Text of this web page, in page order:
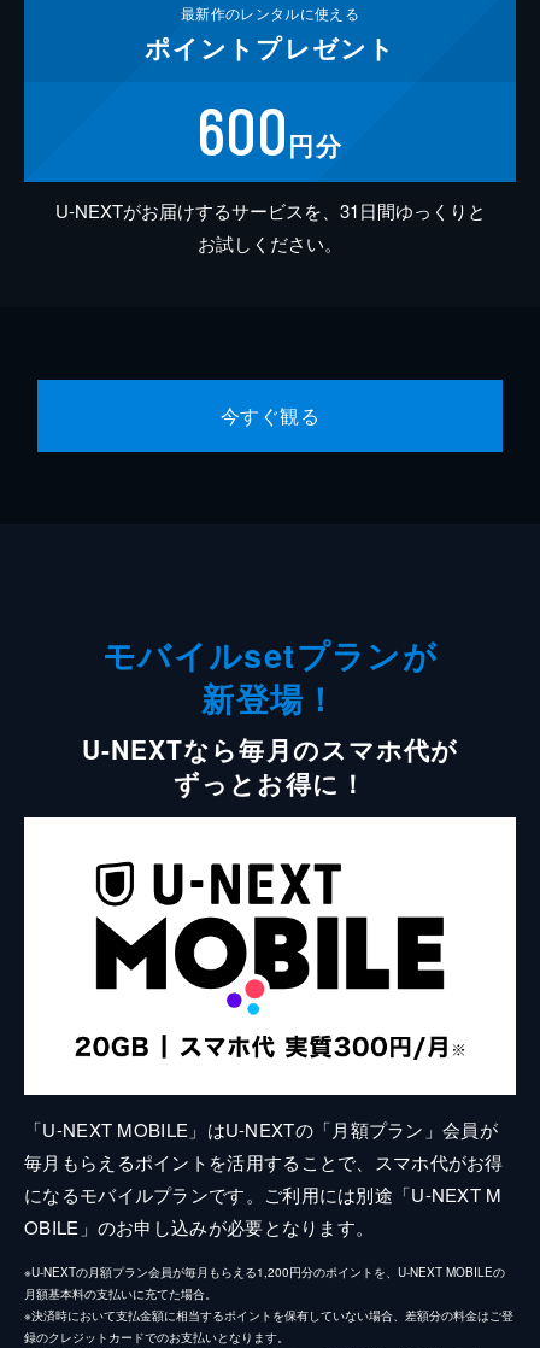
最新作のレンタルに使える
ポイント プレゼント
600円分
U-NEXTがお届けするサービスを、31日間ゆっくりと
お試しください。
今すぐ観る
モバイルsetプランが
新登場！
U-NEXTなら毎月のスマホ代が
ずっとお得に！
「U-NEXT MOBILE」はU-NEXTの「月額プラン」会員が
毎月もらえるポイントを活用することで、スマホ代がお得
になるモバイルプランです。ご利用には別途「U-NEXT M
OBILE」のお申し込みが必要となります。
※U-NEXTの月額プラン会員が毎月もらえる1,200円分のポイントを、U-NEXT MOBILEの
月額基本料の支払いに充てた場合。
※決済時において支払金額に相当するポイントを保有していない場合、差額分の料金はご登
録のクレジットカードでのお支払いとなります。